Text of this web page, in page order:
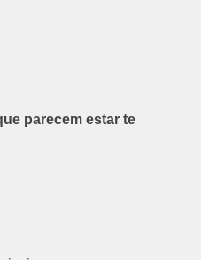
parecem estar te